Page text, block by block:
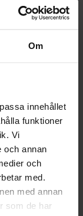
Om
innehållet
funktioner
Vi
och annan
och
med.
med annan
som de har
Cirkulations
Gem